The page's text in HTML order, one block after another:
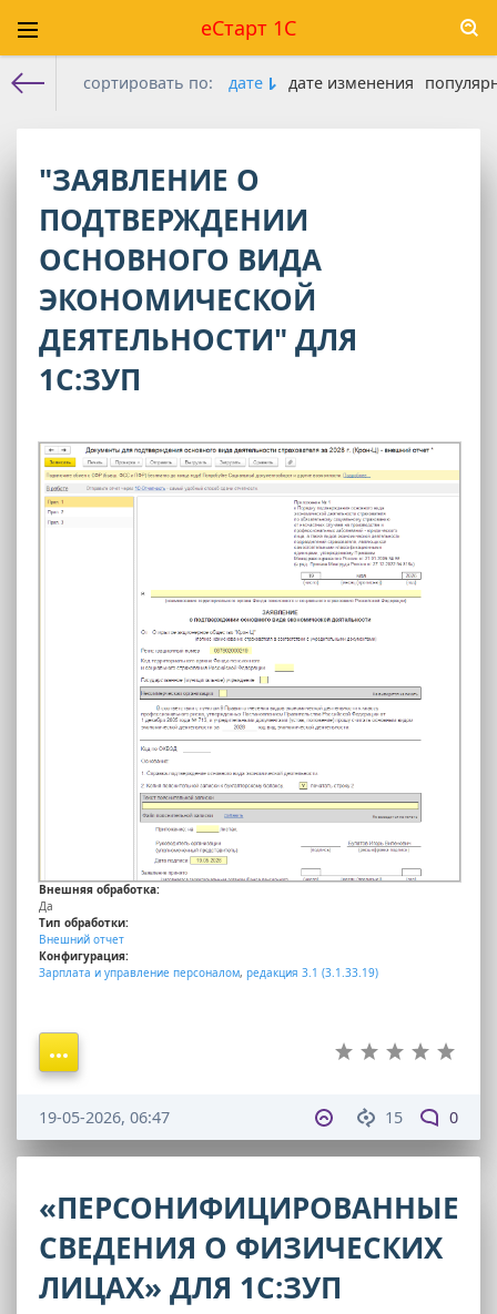
еСтарт 1С
сортировать по: дате дате изменения
"ЗАЯВЛЕНИЕ О
ПОДТВЕРЖДЕНИИ
ОСНОВНОГО ВИДА
ЭКОНОМИЧЕСКОЙ
ДЕЯТЕЛЬНОСТИ" ДЛЯ
1С:ЗУП
Внешняя обработка:
Да
Тип обработки:
Внешний отчет
Конфигурация:
Зарплата и управление персоналом, редакция 3.1 (3.1.33.19)
15 0
19-05-2026, 06:47
«ПЕРСОНИФИЦИРОВАННЫЕ
СВЕДЕНИЯ О ФИЗИЧЕСКИХ
ЛИЦАХ» ДЛЯ 1С:ЗУП